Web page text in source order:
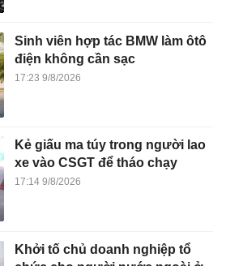
Sinh viên hợp tác BMW làm ôtô
điện không cần sạc
17:23 9/8/2026
Kẻ giấu ma túy trong người lao
xe vào CSGT để tháo chạy
17:14 9/8/2026
Khởi tố chủ doanh nghiệp tổ